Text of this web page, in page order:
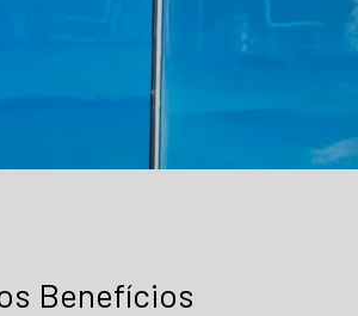
Benefícios